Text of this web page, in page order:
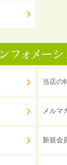
当店の
メルマ
新規会